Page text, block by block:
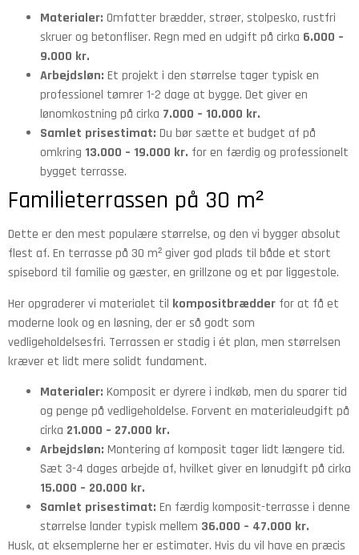
Materialer: Omfatter brædder, strøer, stolpesko, rustfri
skruer og betonfliser. Regn med en udgift på cirka 6.000 –
9.000 kr.
Arbejdsløn: Et projekt i den størrelse tager typisk en
professionel tømrer 1-2 dage at bygge. Det giver en
lønomkostning på cirka 7.000 – 10.000 kr.
Samlet prisestimat: Du bør sætte et budget af på
omkring 13.000 – 19.000 kr. for en færdig og professionelt
bygget terrasse.
Familieterrassen på 30 m²
Dette er den mest populære størrelse, og den vi bygger absolut
flest af. En terrasse på 30 m² giver god plads til både et stort
spisebord til familie og gæster, en grillzone og et par liggestole.
Her opgraderer vi materialet til kompositbrædder for at få et
moderne look og en løsning, der er så godt som
vedligeholdelsesfri. Terrassen er stadig i ét plan, men størrelsen
kræver et lidt mere solidt fundament.
Materialer: Komposit er dyrere i indkøb, men du sparer tid
og penge på vedligeholdelse. Forvent en materialeudgift på
cirka 21.000 – 27.000 kr.
Arbejdsløn: Montering af komposit tager lidt længere tid.
Sæt 3-4 dages arbejde af, hvilket giver en lønudgift på cirka
15.000 – 20.000 kr.
Samlet prisestimat: En færdig komposit-terrasse i denne
størrelse lander typisk mellem 36.000 – 47.000 kr.
Husk, at eksemplerne her er estimater. Hvis du vil have en præcis